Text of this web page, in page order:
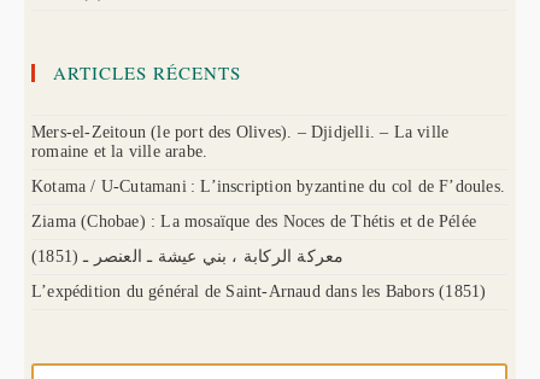
ARTICLES RÉCENTS
Mers-el-Zeitoun (le port des Olives). – Djidjelli. – La ville
romaine et la ville arabe.
Kotama / U-Cutamani : L’inscription byzantine du col de F’doules.
Ziama (Chobae) : La mosaïque des Noces de Thétis et de Pélée
(1851) معركة الركابة ، بني عيشة ـ العنصر ـ
L’expédition du général de Saint-Arnaud dans les Babors (1851)